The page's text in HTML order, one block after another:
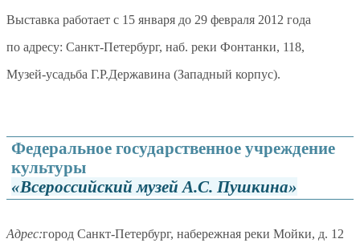
Выставка работает с 15 января до 29 февраля 2012 года
по адресу: Санкт-Петербург, наб. реки Фонтанки, 118,
Музей-усадьба Г.Р.Державина (Западный корпус).
Федеральное государственное учреждение
культуры
Всероссийский музей А.С. Пушкина
Адрес:город Санкт-Петербург, набережная реки Мойки, д. 12